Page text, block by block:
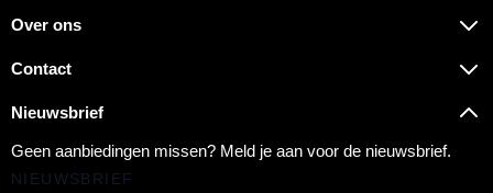
Over ons
Contact
Nieuwsbrief
Geen aanbiedingen missen? Meld je aan voor de nieuwsbrief.
NIEUWSBRIEF